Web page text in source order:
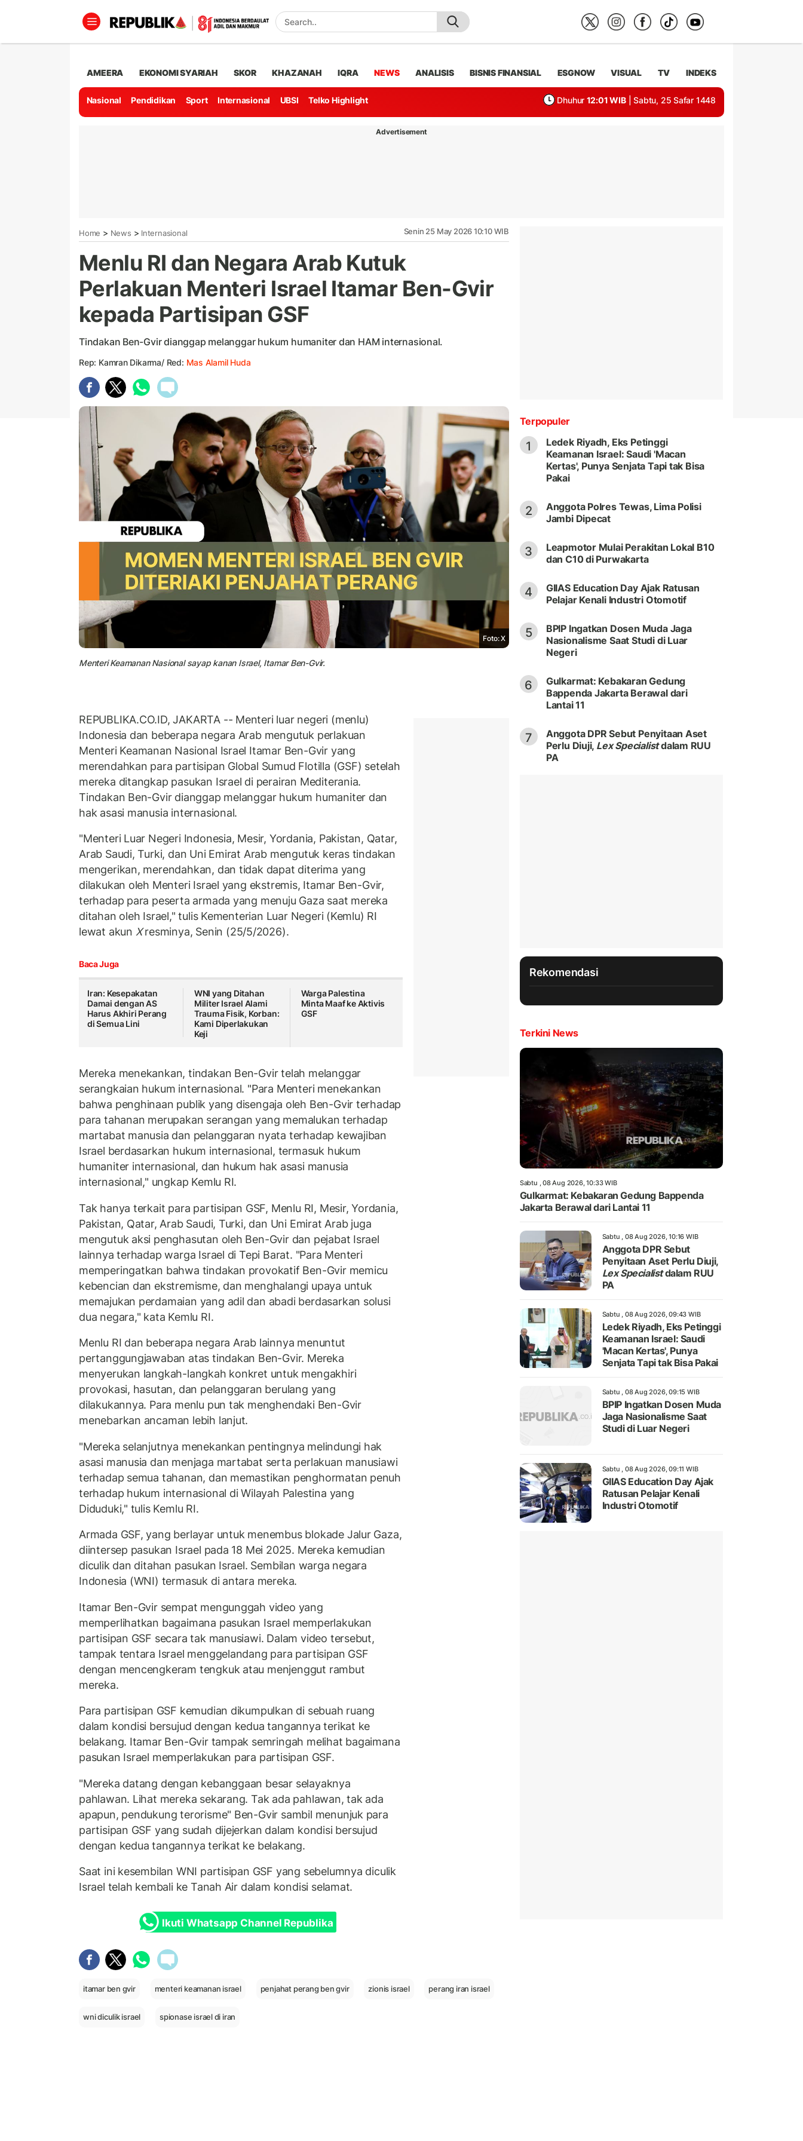
AMEERA EKONOMI SYARIAH SKOR KHAZANAH IQRA NEWS ANALISIS BISNIS FINANSIAL ESGNOW VISUAL TV INDEKS
Nasional Pendidikan Sport Internasional UBSI Telko Highlight Dhuhur 12:01 WIB | Sabtu, 25 Safar 1448
Advertisement
Home > News > Internasional Senin 25 May 2026 10:10 WIB
Menlu RI dan Negara Arab Kutuk
Perlakuan Menteri Israel Itamar Ben-Gvir
kepada Partisipan GSF
Tindakan Ben-Gvir dianggap melanggar hukum humaniter dan HAM internasional.
Rep: Kamran Dikarma/ Red: Mas Alamil Huda
Foto: X
Menteri Keamanan Nasional sayap kanan Israel, Itamar Ben-Gvir.
REPUBLIKA.CO.ID, JAKARTA -- Menteri luar negeri (menlu)
Indonesia dan beberapa negara Arab mengutuk perlakuan
Menteri Keamanan Nasional Israel Itamar Ben-Gvir yang
merendahkan para partisipan Global Sumud Flotilla (GSF) setelah
mereka ditangkap pasukan Israel di perairan Mediterania.
Tindakan Ben-Gvir dianggap melanggar hukum humaniter dan
hak asasi manusia internasional.
"Menteri Luar Negeri Indonesia, Mesir, Yordania, Pakistan, Qatar,
Arab Saudi, Turki, dan Uni Emirat Arab mengutuk keras tindakan
mengerikan, merendahkan, dan tidak dapat diterima yang
dilakukan oleh Menteri Israel yang ekstremis, Itamar Ben-Gvir,
terhadap para peserta armada yang menuju Gaza saat mereka
ditahan oleh Israel," tulis Kementerian Luar Negeri (Kemlu) RI
lewat akun Xresminya, Senin (25/5/2026).
Baca Juga
Iran: Kesepakatan
Damai dengan AS
Harus Akhiri Perang
di Semua Lini
WNI yang Ditahan
Militer Israel Alami
Trauma Fisik, Korban:
Kami Diperlakukan
Keji
Warga Palestina
Minta Maaf ke Aktivis
GSF
Mereka menekankan, tindakan Ben-Gvir telah melanggar
serangkaian hukum internasional. "Para Menteri menekankan
bahwa penghinaan publik yang disengaja oleh Ben-Gvir terhadap
para tahanan merupakan serangan yang memalukan terhadap
martabat manusia dan pelanggaran nyata terhadap kewajiban
Israel berdasarkan hukum internasional, termasuk hukum
humaniter internasional, dan hukum hak asasi manusia
internasional," ungkap Kemlu RI.
Tak hanya terkait para partisipan GSF, Menlu RI, Mesir, Yordania,
Pakistan, Qatar, Arab Saudi, Turki, dan Uni Emirat Arab juga
mengutuk aksi penghasutan oleh Ben-Gvir dan pejabat Israel
lainnya terhadap warga Israel di Tepi Barat. "Para Menteri
memperingatkan bahwa tindakan provokatif Ben-Gvir memicu
kebencian dan ekstremisme, dan menghalangi upaya untuk
memajukan perdamaian yang adil dan abadi berdasarkan solusi
dua negara," kata Kemlu RI.
Menlu RI dan beberapa negara Arab lainnya menuntut
pertanggungjawaban atas tindakan Ben-Gvir. Mereka
menyerukan langkah-langkah konkret untuk mengakhiri
provokasi, hasutan, dan pelanggaran berulang yang
dilakukannya. Para menlu pun tak menghendaki Ben-Gvir
menebarkan ancaman lebih lanjut.
"Mereka selanjutnya menekankan pentingnya melindungi hak
asasi manusia dan menjaga martabat serta perlakuan manusiawi
terhadap semua tahanan, dan memastikan penghormatan penuh
terhadap hukum internasional di Wilayah Palestina yang
Diduduki," tulis Kemlu RI.
Armada GSF, yang berlayar untuk menembus blokade Jalur Gaza,
diintersep pasukan Israel pada 18 Mei 2025. Mereka kemudian
diculik dan ditahan pasukan Israel. Sembilan warga negara
Indonesia (WNI) termasuk di antara mereka.
Itamar Ben-Gvir sempat mengunggah video yang
memperlihatkan bagaimana pasukan Israel memperlakukan
partisipan GSF secara tak manusiawi. Dalam video tersebut,
tampak tentara Israel menggelandang para partisipan GSF
dengan mencengkeram tengkuk atau menjenggut rambut
mereka.
Para partisipan GSF kemudian dikumpulkan di sebuah ruang
dalam kondisi bersujud dengan kedua tangannya terikat ke
belakang. Itamar Ben-Gvir tampak semringah melihat bagaimana
pasukan Israel memperlakukan para partisipan GSF.
"Mereka datang dengan kebanggaan besar selayaknya
pahlawan. Lihat mereka sekarang. Tak ada pahlawan, tak ada
apapun, pendukung terorisme" Ben-Gvir sambil menunjuk para
partisipan GSF yang sudah dijejerkan dalam kondisi bersujud
dengan kedua tangannya terikat ke belakang.
Saat ini kesembilan WNI partisipan GSF yang sebelumnya diculik
Israel telah kembali ke Tanah Air dalam kondisi selamat.
Ikuti Whatsapp Channel Republika
itamar ben gvir menteri keamanan israel penjahat perang ben gvir zionis israel perang iran israel
wni diculik israel spionase israel di iran
Terpopuler
1
Ledek Riyadh, Eks Petinggi
Keamanan Israel: Saudi 'Macan
Kertas', Punya Senjata Tapi tak Bisa
Pakai
2
Anggota Polres Tewas, Lima Polisi
Jambi Dipecat
3
Leapmotor Mulai Perakitan Lokal B10
dan C10 di Purwakarta
4
GIIAS Education Day Ajak Ratusan
Pelajar Kenali Industri Otomotif
5
BPIP Ingatkan Dosen Muda Jaga
Nasionalisme Saat Studi di Luar
Negeri
6
Gulkarmat: Kebakaran Gedung
Bappenda Jakarta Berawal dari
Lantai 11
7
Anggota DPR Sebut Penyitaan Aset
Perlu Diuji, Lex Specialistdalam RUU
PA
Rekomendasi
Terkini News
Sabtu , 08 Aug 2026, 10:33 WIB
Gulkarmat: Kebakaran Gedung Bappenda
Jakarta Berawal dari Lantai 11
Sabtu , 08 Aug 2026, 10:16 WIB
Anggota DPR Sebut
Penyitaan Aset Perlu Diuji,
Lex Specialistdalam RUU
PA
Sabtu , 08 Aug 2026, 09:43 WIB
Ledek Riyadh, Eks Petinggi
Keamanan Israel: Saudi
'Macan Kertas', Punya
Senjata Tapi tak Bisa Pakai
Sabtu , 08 Aug 2026, 09:15 WIB
BPIP Ingatkan Dosen Muda
Jaga Nasionalisme Saat
Studi di Luar Negeri
Sabtu , 08 Aug 2026, 09:11 WIB
GIIAS Education Day Ajak
Ratusan Pelajar Kenali
Industri Otomotif